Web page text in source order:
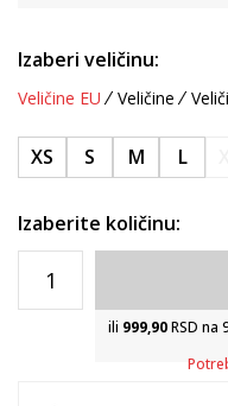
Izaberi veličinu:
Veličine EU Veličine
XS S M L
Izaberite količinu:
ili 999,90RSD na